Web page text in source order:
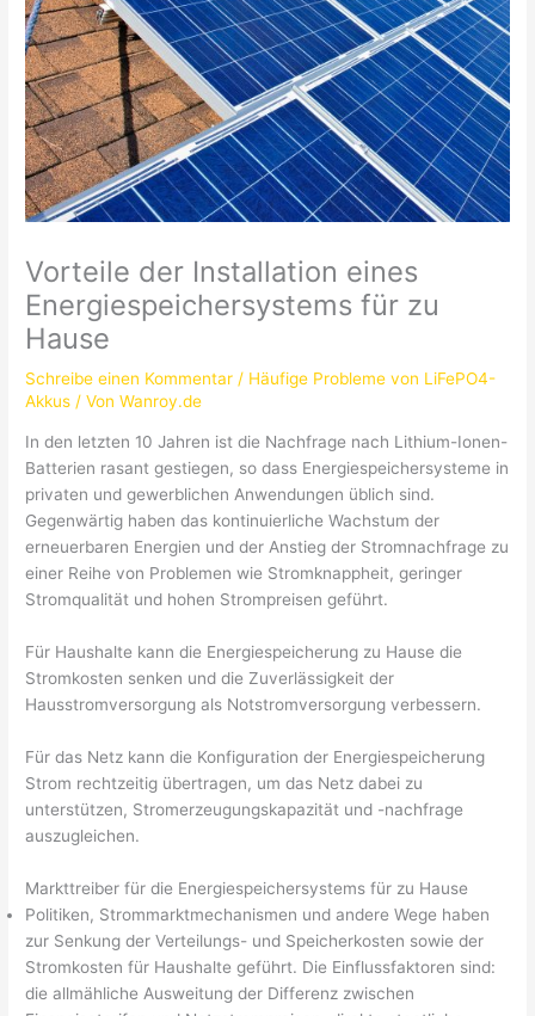
Vorteile der Installation eines
Energiespeichersystems für zu
Hause
Schreibe einen Kommentar / Häufige Probleme von LiFePO4-
Akkus / VonWanroy.de
In den letzten 10 Jahren ist die Nachfrage nach Lithium-Ionen-
Batterien rasant gestiegen, so dass Energiespeichersysteme in
privaten und gewerblichen Anwendungen üblich sind.
Gegenwärtig haben das kontinuierliche Wachstum der
erneuerbaren Energien und der Anstieg der Stromnachfrage zu
einer Reihe von Problemen wie Stromknappheit, geringer
Stromqualität und hohen Strompreisen geführt.
Für Haushalte kann die Energiespeicherung zu Hause die
Stromkosten senken und die Zuverlässigkeit der
Hausstromversorgung als Notstromversorgung verbessern.
Für das Netz kann die Konfiguration der Energiespeicherung
Strom rechtzeitig übertragen, um das Netz dabei zu
unterstützen, Stromerzeugungskapazität und -nachfrage
auszugleichen.
Markttreiber für die Energiespeichersystems für zu Hause
Politiken, Strommarktmechanismen und andere Wege haben
zur Senkung der Verteilungs- und Speicherkosten sowie der
Stromkosten für Haushalte geführt. Die Einflussfaktoren sind:
die allmähliche Ausweitung der Differenz zwischen